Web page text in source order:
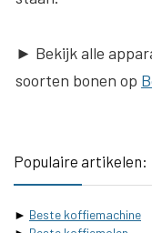
► Bekijk alle
soorten bonen op
Populaire artikelen:
► Beste koffiemachine